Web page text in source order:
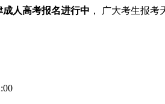
成人高考报名进行中 ， 广大考生报